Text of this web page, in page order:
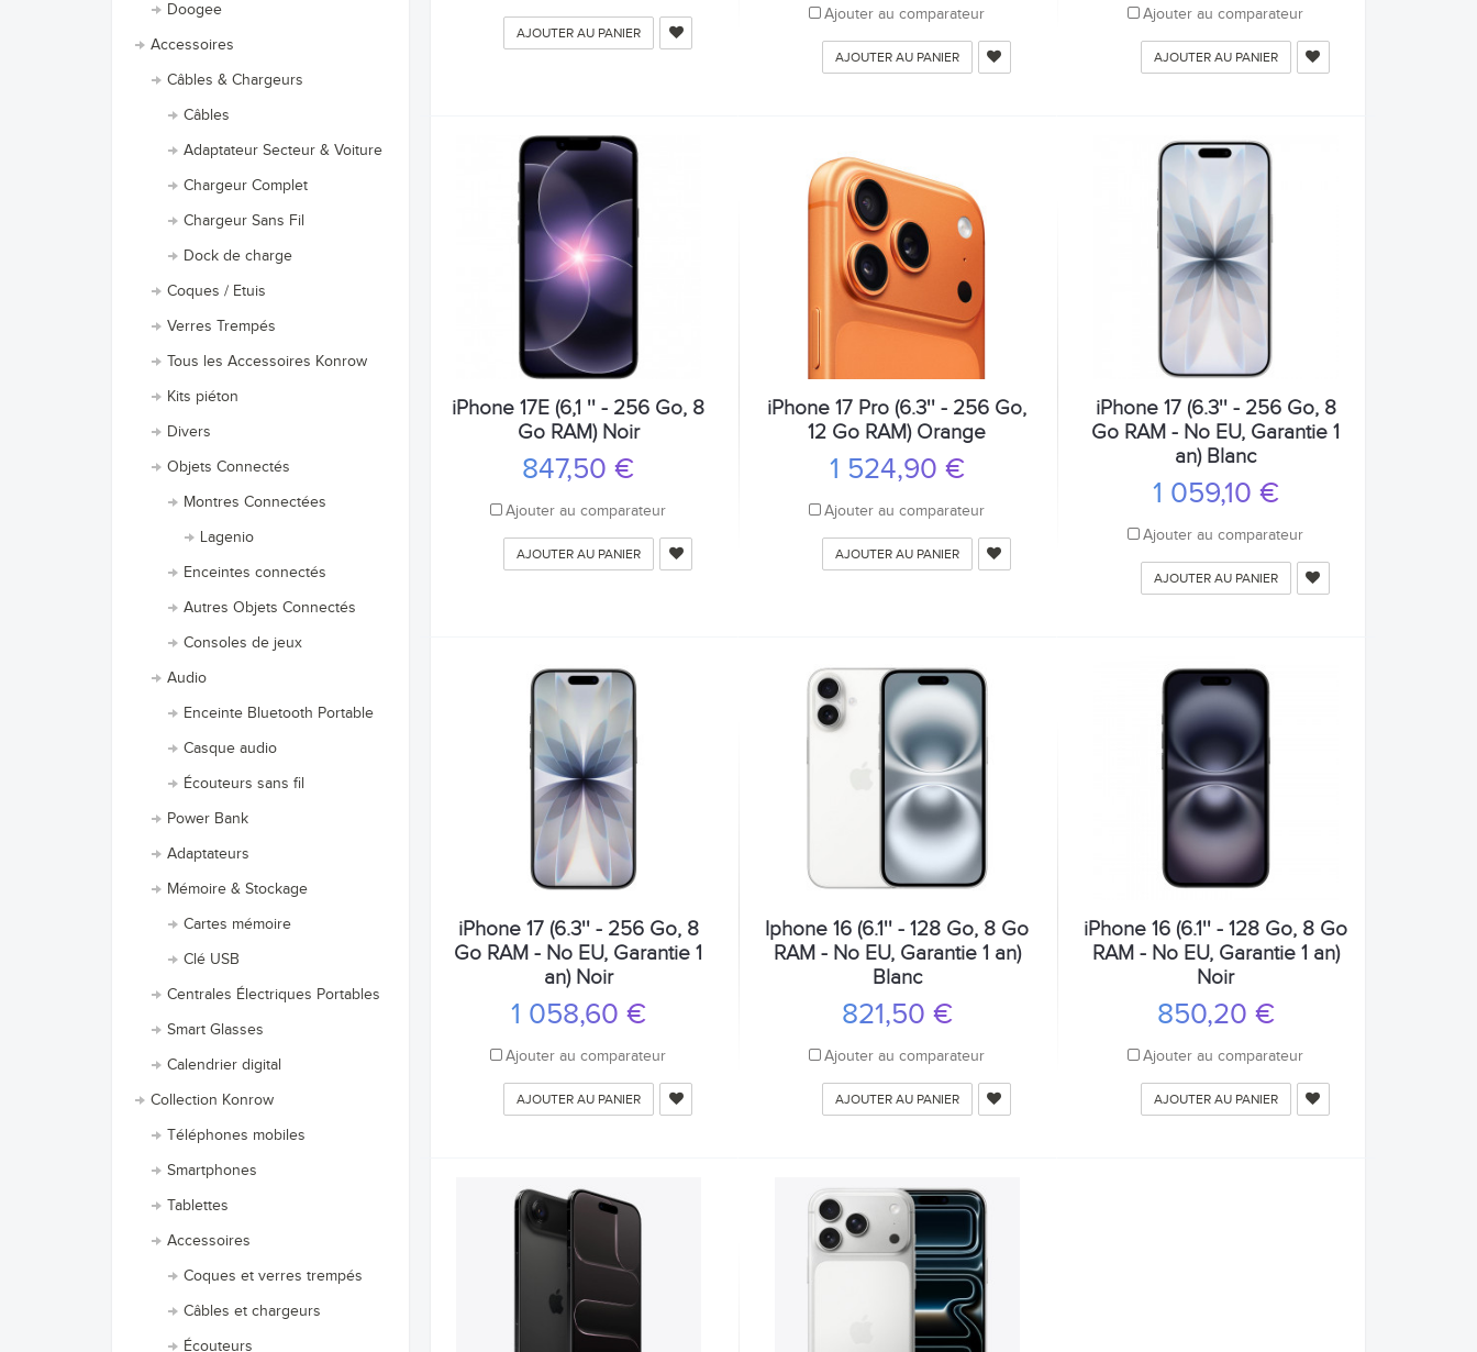
Doogee
Accessoires
Câbles & Chargeurs
Câbles
Adaptateur Secteur & Voiture
Chargeur Complet
Chargeur Sans Fil
Dock de charge
Coques / Etuis
Verres Trempés
Tous les Accessoires Konrow
Kits piéton
Divers
Objets Connectés
Montres Connectées
Lagenio
Enceintes connectés
Autres Objets Connectés
Consoles de jeux
Audio
Enceinte Bluetooth Portable
Casque audio
Écouteurs sans fil
Power Bank
Adaptateurs
Mémoire & Stockage
Cartes mémoire
Clé USB
Centrales Électriques Portables
Smart Glasses
Calendrier digital
Collection Konrow
Téléphones mobiles
Smartphones
Tablettes
Accessoires
Coques et verres trempés
Câbles et chargeurs
Écouteurs
AJOUTER AU PANIER
Ajouter au comparateur
AJOUTER AU PANIER
Ajouter au comparateur
AJOUTER AU PANIER
iPhone 17E (6,1 '' - 256 Go, 8
Go RAM) Noir
847,50 €
Ajouter au comparateur
AJOUTER AU PANIER
iPhone 17 Pro (6.3'' - 256 Go,
12 Go RAM) Orange
1 524,90 €
Ajouter au comparateur
AJOUTER AU PANIER
iPhone 17 (6.3'' - 256 Go, 8
Go RAM - No EU, Garantie 1
an) Blanc
1 059,10 €
Ajouter au comparateur
AJOUTER AU PANIER
iPhone 17 (6.3'' - 256 Go, 8
Go RAM - No EU, Garantie 1
an) Noir
1 058,60 €
Ajouter au comparateur
AJOUTER AU PANIER
Iphone 16 (6.1'' - 128 Go, 8 Go
RAM - No EU, Garantie 1 an)
Blanc
821,50 €
Ajouter au comparateur
AJOUTER AU PANIER
iPhone 16 (6.1'' - 128 Go, 8 Go
RAM - No EU, Garantie 1 an)
Noir
850,20 €
Ajouter au comparateur
AJOUTER AU PANIER